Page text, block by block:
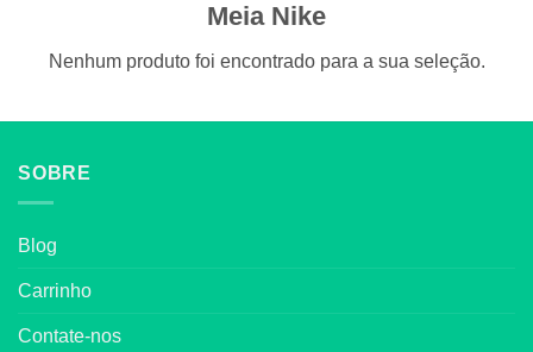
Meia Nike
Nenhum produto foi encontrado para a sua seleção.
SOBRE
Blog
Carrinho
Contate-nos